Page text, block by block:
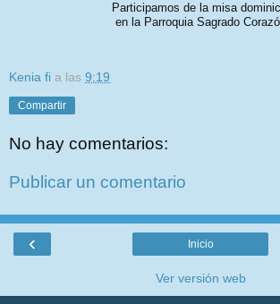
Participamos de la misa
en la Parroquia Sagrado
Kenia fi a las 9:19
Compartir
No hay comentarios:
Publicar un comentario
‹ Inicio
Ver versión web